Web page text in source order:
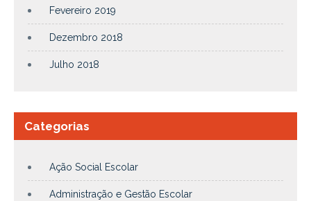
Fevereiro 2019
Dezembro 2018
Julho 2018
Categorias
Ação Social Escolar
Administração e Gestão Escolar